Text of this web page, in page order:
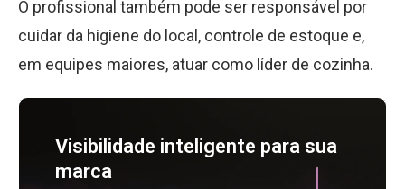
O profissional também pode ser responsável por
cuidar da higiene do local, controle de estoque e,
em equipes maiores, atuar como líder de cozinha.
Visibilidade inteligente para sua
marca